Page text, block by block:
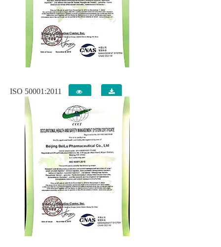
ISO 50001:2011